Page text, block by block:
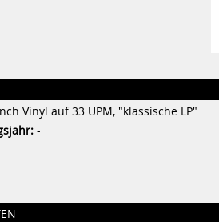
Vinyl auf 33 UPM, "klassische LP"
-